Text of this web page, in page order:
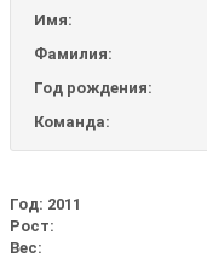
Имя:
Фамилия:
Год рождения:
Команда:
Год: 2011
Рост:
Вес: